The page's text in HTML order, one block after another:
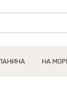
НА